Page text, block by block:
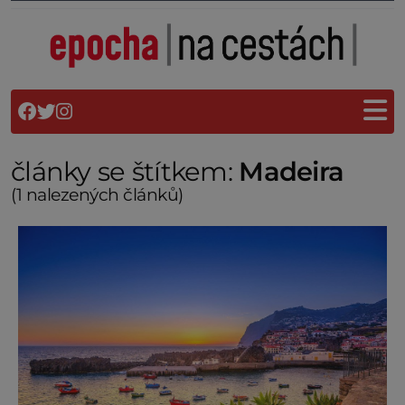
články se štítkem: Madeira
(1 nalezených článků)